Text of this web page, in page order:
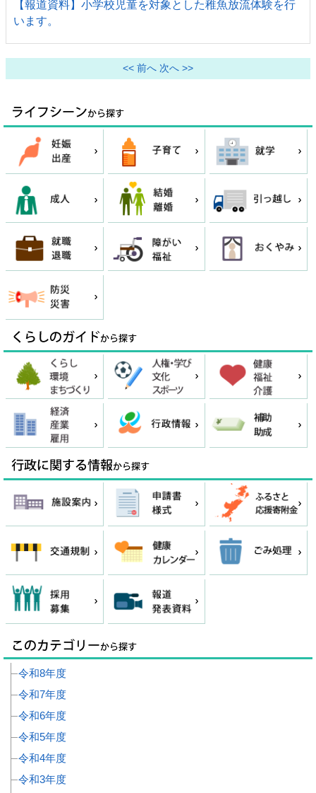
【報道資料】小学校児童を対象とした稚魚放流体験を行
います。
<< 前へ 次へ >>
令和8年度
令和7年度
令和6年度
令和5年度
令和4年度
令和3年度